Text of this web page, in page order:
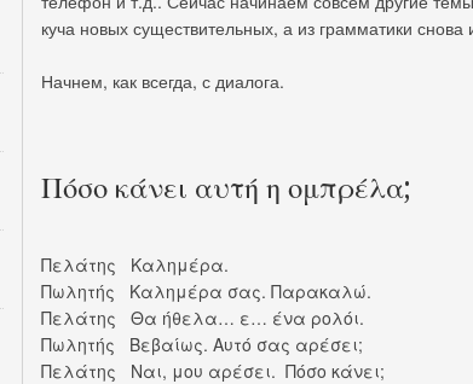
куча новых существительных, а из грамматики
Начнем, как всегда, с диалога.
Πόσο κάνει αυτή η ομπρέλα;
Πελάτης Καλημέρα.
Πωλητής Καλημέρα σας. Παρακαλώ.
Πελάτης Θα ήθελα… ε… ένα ρολόι.
Πωλητής Βεβαίως. Αυτό σας αρέσει;
Πελάτης Ναι, μου αρέσει. Πόσο κάνει;